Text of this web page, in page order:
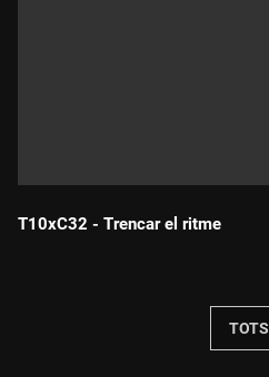
T10xC32 - Trencar el ritme
TOTS